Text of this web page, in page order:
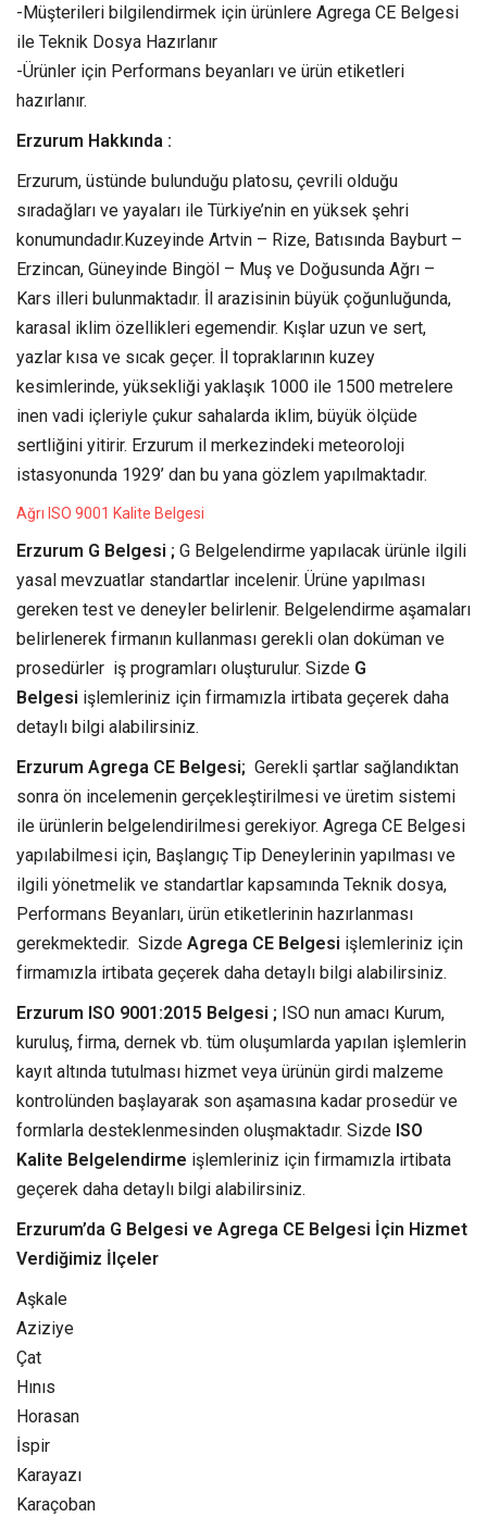
-Müşterileri bilgilendirmek için ürünlere Agrega CE Belgesi
ile Teknik Dosya Hazırlanır
-Ürünler için Performans beyanları ve ürün etiketleri
hazırlanır.
Erzurum Hakkında :
Erzurum, üstünde bulunduğu platosu, çevrili olduğu
sıradağları ve yayaları ile Türkiye’nin en yüksek şehri
konumundadır.Kuzeyinde Artvin – Rize, Batısında Bayburt –
Erzincan, Güneyinde Bingöl – Muş ve Doğusunda Ağrı –
Kars illeri bulunmaktadır. İl arazisinin büyük çoğunluğunda,
karasal iklim özellikleri egemendir. Kışlar uzun ve sert,
yazlar kısa ve sıcak geçer. İl topraklarının kuzey
kesimlerinde, yüksekliği yaklaşık 1000 ile 1500 metrelere
inen vadi içleriyle çukur sahalarda iklim, büyük ölçüde
sertliğini yitirir. Erzurum il merkezindeki meteoroloji
istasyonunda 1929’ dan bu yana gözlem yapılmaktadır.
Ağrı ISO 9001 Kalite Belgesi
Erzurum G Belgesi ; G Belgelendirme yapılacak ürünle ilgili
yasal mevzuatlar standartlar incelenir. Ürüne yapılması
gereken test ve deneyler belirlenir. Belgelendirme aşamaları
belirlenerek firmanın kullanması gerekli olan doküman ve
prosedürler iş programları oluşturulur. Sizde G
Belgesi işlemleriniz için firmamızla irtibata geçerek daha
detaylı bilgi alabilirsiniz.
Erzurum Agrega CE Belgesi; Gerekli şartlar sağlandıktan
sonra ön incelemenin gerçekleştirilmesi ve üretim sistemi
ile ürünlerin belgelendirilmesi gerekiyor. Agrega CE Belgesi
yapılabilmesi için, Başlangıç Tip Deneylerinin yapılması ve
ilgili yönetmelik ve standartlar kapsamında Teknik dosya,
Performans Beyanları, ürün etiketlerinin hazırlanması
gerekmektedir. Sizde Agrega CE Belgesi işlemleriniz için
firmamızla irtibata geçerek daha detaylı bilgi alabilirsiniz.
Erzurum ISO 9001:2015 Belgesi ; ISO nun amacı Kurum,
kuruluş, firma, dernek vb. tüm oluşumlarda yapılan işlemlerin
kayıt altında tutulması hizmet veya ürünün girdi malzeme
kontrolünden başlayarak son aşamasına kadar prosedür ve
formlarla desteklenmesinden oluşmaktadır. Sizde ISO
Kalite Belgelendirme işlemleriniz için firmamızla irtibata
geçerek daha detaylı bilgi alabilirsiniz.
Erzurum’da G Belgesi ve Agrega CE Belgesi İçin Hizmet
Verdiğimiz İlçeler
Aşkale
Aziziye
Çat
Hınıs
Horasan
İspir
Karayazı
Karaçoban